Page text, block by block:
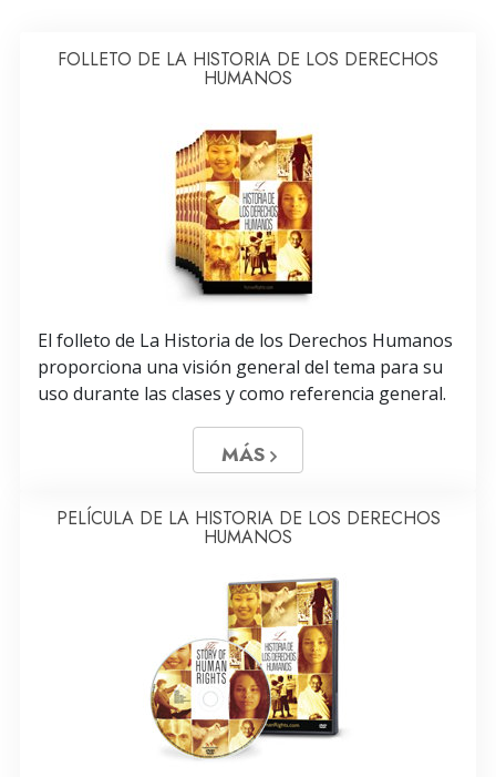
FOLLETO DE LA HISTORIA DE LOS DERECHOS
HUMANOS
El folleto de La Historia de los Derechos Humanos
proporciona una visión general del tema para su
uso durante las clases y como referencia general.
MÁS
PELÍCULA DE LA HISTORIA DE LOS DERECHOS
HUMANOS